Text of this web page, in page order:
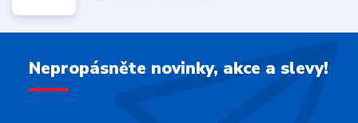
Nepropásněte novinky, akce a slevy!